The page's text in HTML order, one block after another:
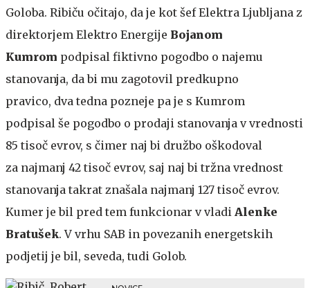
Goloba. Ribiču očitajo, da je kot šef Elektra Ljubljana z
direktorjem Elektro Energije Bojanom
Kumrom podpisal fiktivno pogodbo o najemu
stanovanja, da bi mu zagotovil predkupno
pravico, dva tedna pozneje pa je s Kumrom
podpisal še pogodbo o prodaji stanovanja v vrednosti
85 tisoč evrov, s čimer naj bi družbo oškodoval
za najmanj 42 tisoč evrov, saj naj bi tržna vrednost
stanovanja takrat znašala najmanj 127 tisoč evrov.
Kumer je bil pred tem funkcionar v vladi Alenke
Bratušek. V vrhu SAB in povezanih energetskih
podjetij je bil, seveda, tudi Golob.